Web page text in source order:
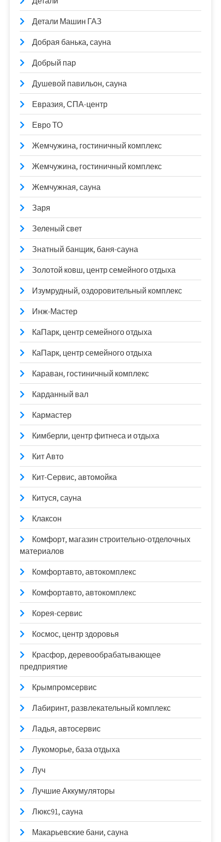
Детали Машин ГАЗ
Добрая банька, сауна
Добрый пар
Душевой павильон, сауна
Евразия, СПА-центр
Евро ТО
Жемчужина, гостиничный комплекс
Жемчужина, гостиничный комплекс
Жемчужная, сауна
Заря
Зеленый свет
Знатный банщик, баня-сауна
Золотой ковш, центр семейного отдыха
Изумрудный, оздоровительный комплекс
Инж-Мастер
КаПарк, центр семейного отдыха
КаПарк, центр семейного отдыха
Караван, гостиничный комплекс
Карданный вал
Кармастер
Кимберли, центр фитнеса и отдыха
Кит Авто
Кит-Сервис, автомойка
Китуся, сауна
Клаксон
Комфорт, магазин строительно-отделочных
материалов
Комфортавто, автокомплекс
Комфортавто, автокомплекс
Корея-сервис
Космос, центр здоровья
Красфор, деревообрабатывающее
предприятие
Крымпромсервис
Лабиринт, развлекательный комплекс
Ладья, автосервис
Лукоморье, база отдыха
Луч
Лучшие Аккумуляторы
Люкс91, сауна
Макарьевские бани, сауна